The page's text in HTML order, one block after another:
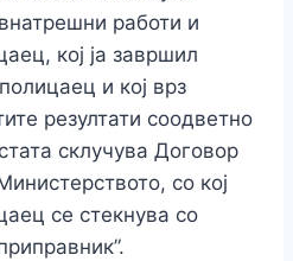
работи и
кој ја завршил
и кој врз
резултати соодветно
склучува Договор
со кој
се стекнува со